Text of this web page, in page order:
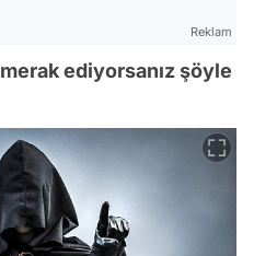
Reklam
ediyorsanız şöyle